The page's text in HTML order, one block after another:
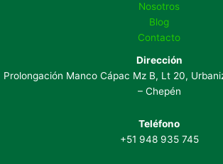
Nosotros
Blog
Contacto
Dirección
Prolongación Manco Cápac Mz B, Lt 20,
– Chepén
Teléfono
+51 948 935 745